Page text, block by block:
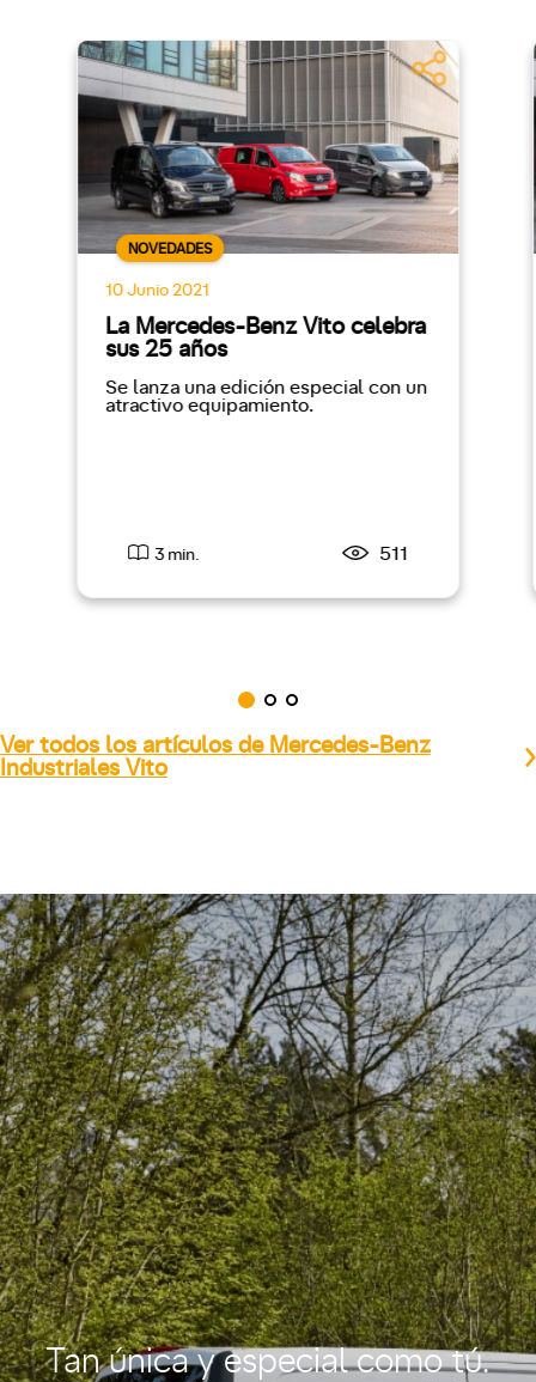
NOVEDADES
10 Junio 2021
La Mercedes-Benz Vito celebra
sus 25 años
Se lanza una edición especial con un
atractivo equipamiento.
3 min. 511
Ver todos los artículos de Mercedes-Benz
Industriales Vito
Tan única y especial como tú.